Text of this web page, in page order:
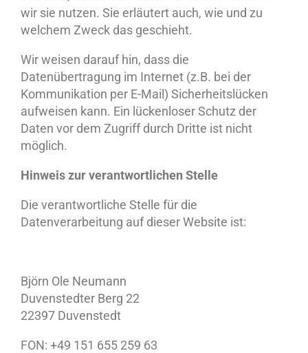
wir sie nutzen. Sie erläutert auch, wie und zu
welchem Zweck das geschieht.
Wir weisen darauf hin, dass die
Datenübertragung im Internet (z.B. bei der
Kommunikation per E-Mail) Sicherheitslücken
aufweisen kann. Ein lückenloser Schutz der
Daten vor dem Zugriff durch Dritte ist nicht
möglich.
Hinweis zur verantwortlichen Stelle
Die verantwortliche Stelle für die
Datenverarbeitung auf dieser Website ist:
Björn Ole Neumann
Duvenstedter Berg 22
22397 Duvenstedt
FON: +49 151 655 259 63